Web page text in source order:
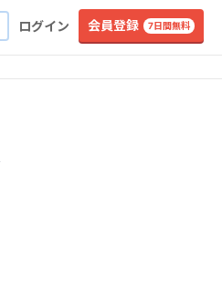
ログイン 会員登録 7日間無料